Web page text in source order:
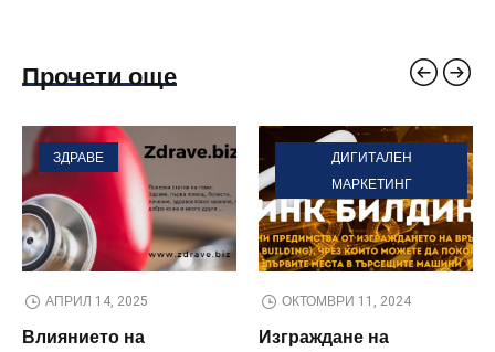
Прочети още
ЗДРАВЕ
АПРИЛ 14, 2025
Влиянието на
ДИГИТАЛЕН
МАРКЕТИНГ
ОКТОМВРИ 11, 2024
Изграждане на